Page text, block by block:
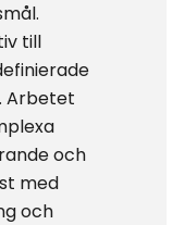
till
Arbetet
och
med
och